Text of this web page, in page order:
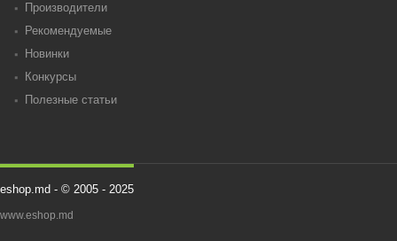
Производители
Рекомендуемые
Новинки
Конкурсы
Полезные статьи
eshop.md - © 2005 - 2025
www.eshop.md